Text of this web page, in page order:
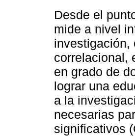
Desde el
mide a nivel
investigación,
correlacional,
en grado de
lograr una
a la
necesarias
significativos